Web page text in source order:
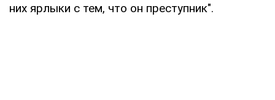
них ярлыки с тем, что он преступник".